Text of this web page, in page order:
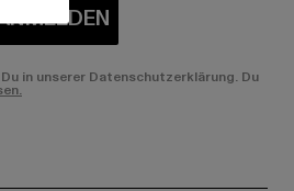
in unserer Datenschutzerklärung. Du